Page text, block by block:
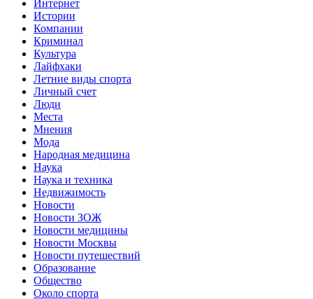
Интернет
Истории
Компании
Криминал
Культура
Лайфхаки
Летние виды спорта
Личный счет
Люди
Места
Мнения
Мода
Народная медицина
Наука
Наука и техника
Недвижимость
Новости
Новости ЗОЖ
Новости медицины
Новости Москвы
Новости путешествий
Образование
Общество
Около спорта